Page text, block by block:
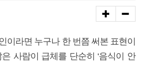
이라면 누구나 한 번쯤 써본 표현이
사람이 급체를 단순히 ‘음식이 안